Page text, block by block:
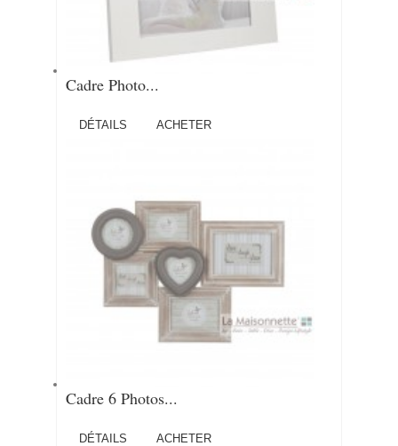
Cadre Photo...
DÉTAILS ACHETER
Cadre 6 Photos...
DÉTAILS ACHETER